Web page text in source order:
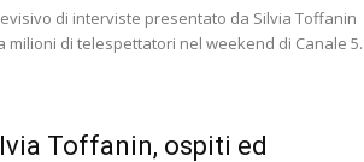
di interviste presentato da Silvia Toffanin
milioni di telespettatori nel weekend di Canale 5.
Toffanin, ospiti ed